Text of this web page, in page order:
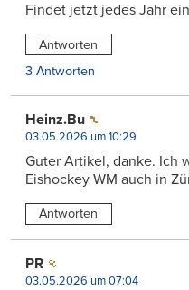
Findet jetzt jedes Jahr
Antworten
3 Antworten
Heinz.Bu
03.05.2026 um 10:29
Guter Artikel, danke. Ich
Eishockey WM auch in
Antworten
PR
03.05.2026 um 07:04